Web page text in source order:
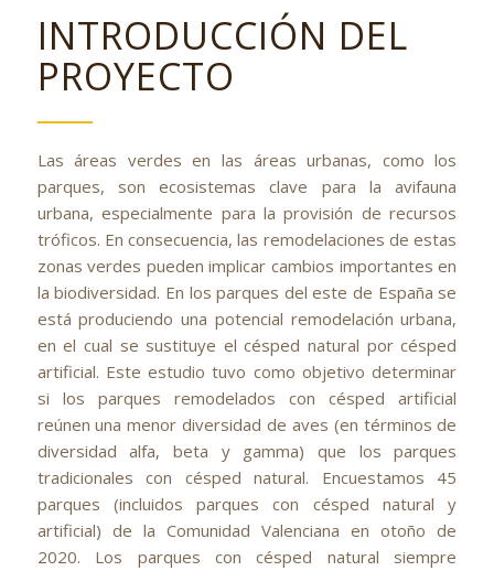
INTRODUCCIÓN DEL
PROYECTO
Las áreas verdes en las áreas urbanas, como los
parques, son ecosistemas clave para la avifauna
urbana, especialmente para la provisión de recursos
tróficos. En consecuencia, las remodelaciones de estas
zonas verdes pueden implicar cambios importantes en
la biodiversidad. En los parques del este de España se
está produciendo una potencial remodelación urbana,
en el cual se sustituye el césped natural por césped
artificial. Este estudio tuvo como objetivo determinar
si los parques remodelados con césped artificial
reúnen una menor diversidad de aves (en términos de
diversidad alfa, beta y gamma) que los parques
tradicionales con césped natural. Encuestamos 45
parques (incluidos parques con césped natural y
artificial) de la Comunidad Valenciana en otoño de
2020. Los parques con césped natural siempre